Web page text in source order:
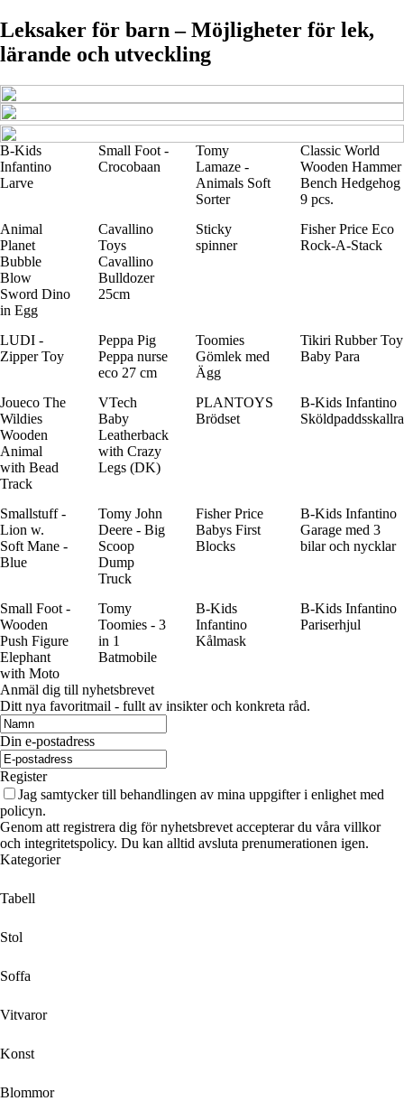
Leksaker för barn – Möjligheter för lek,
lärande och utveckling
B-Kids
Infantino
Larve
Small Foot -
Crocobaan
Tomy
Lamaze -
Animals Soft
Sorter
Classic World
Wooden Hammer
Bench Hedgehog
9 pcs.
Animal
Planet
Bubble
Blow
Sword Dino
in Egg
Cavallino
Toys
Cavallino
Bulldozer
25cm
Sticky
spinner
Fisher Price Eco
Rock-A-Stack
LUDI -
Zipper Toy
Peppa Pig
Peppa nurse
eco 27 cm
Toomies
Gömlek med
Ägg
Tikiri Rubber Toy
Baby Para
Joueco The
Wildies
Wooden
Animal
with Bead
Track
VTech
Baby
Leatherback
with Crazy
Legs (DK)
PLANTOYS
Brödset
B-Kids Infantino
Sköldpaddsskallra
Smallstuff -
Lion w.
Soft Mane -
Blue
Tomy John
Deere - Big
Scoop
Dump
Truck
Fisher Price
Babys First
Blocks
B-Kids Infantino
Garage med 3
bilar och nycklar
Small Foot -
Wooden
Push Figure
Elephant
with Moto
Tomy
Toomies - 3
in 1
Batmobile
B-Kids
Infantino
Kålmask
B-Kids Infantino
Pariserhjul
Anmäl dig till nyhetsbrevet
Ditt nya favoritmail - fullt av insikter och konkreta råd.
Din e-postadress
Register
Jag samtycker till behandlingen av mina uppgifter i enlighet med
policyn.
Genom att registrera dig för nyhetsbrevet accepterar du våra villkor
och integritetspolicy. Du kan alltid avsluta prenumerationen igen.
Kategorier
Tabell
Stol
Soffa
Vitvaror
Konst
Blommor